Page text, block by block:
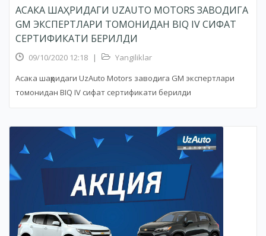
АСАКА ШАҲРИДАГИ UZAUTO MOTORS ЗАВОДИГА
GM ЭКСПЕРТЛАРИ ТОМОНИДАН BIQ IV СИФАТ
СЕРТИФИКАТИ БЕРИЛДИ
09/10/2020 12:18 |
Yangiliklar
Асака шаҳридаги UzAuto Motors заводига GM экспертлари
томонидан BIQ IV сифат сертификати берилди